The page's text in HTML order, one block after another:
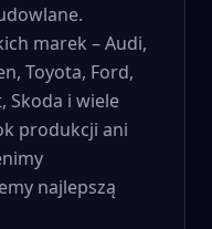
marek – Audi,
Toyota, Ford,
Skoda i wiele
produkcji ani
najlepszą